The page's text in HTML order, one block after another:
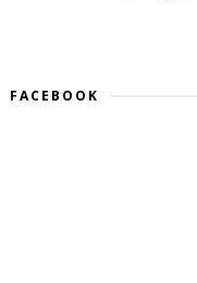
FACEBOOK